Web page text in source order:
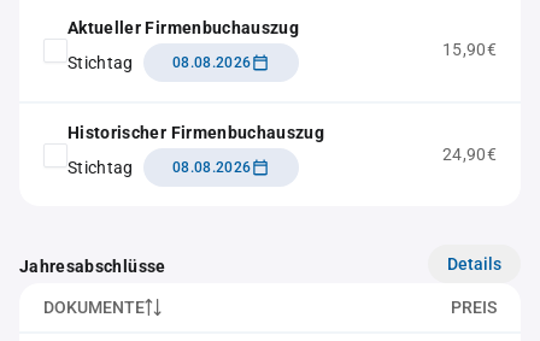
Aktueller Firmenbuchauszug
Stichtag
08.08.2026
15,90€
Historischer Firmenbuchauszug
Stichtag
08.08.2026
24,90€
Jahresabschlüsse Details
DOKUMENTE PREIS